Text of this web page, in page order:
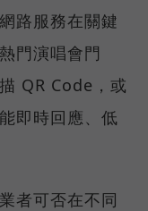
路服務在關鍵
門演唱會門
QR Code，或
即時回應、低
者可否在不同